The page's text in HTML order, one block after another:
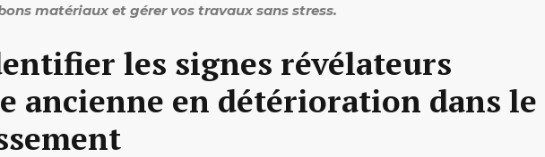
matériaux et gérer vos travaux sans stress.
les signes révélateurs
ancienne en détérioration dans le